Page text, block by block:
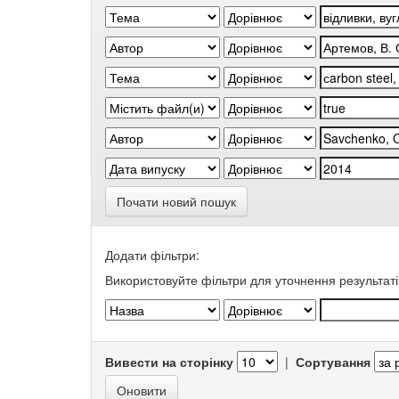
Почати новий пошук
Додати фільтри:
Використовуйте фільтри для уточнення
Вивести на сторінку | Сортування